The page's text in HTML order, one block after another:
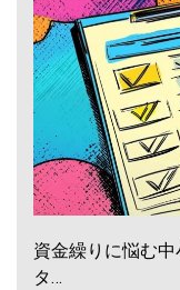
資金繰りに悩む
タ…